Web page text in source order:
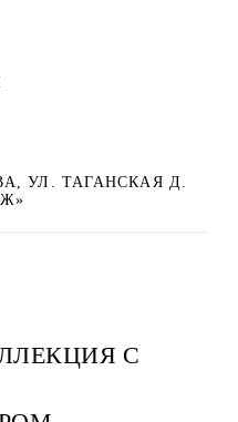
УЛ. ТАГАНСКАЯ Д.
С